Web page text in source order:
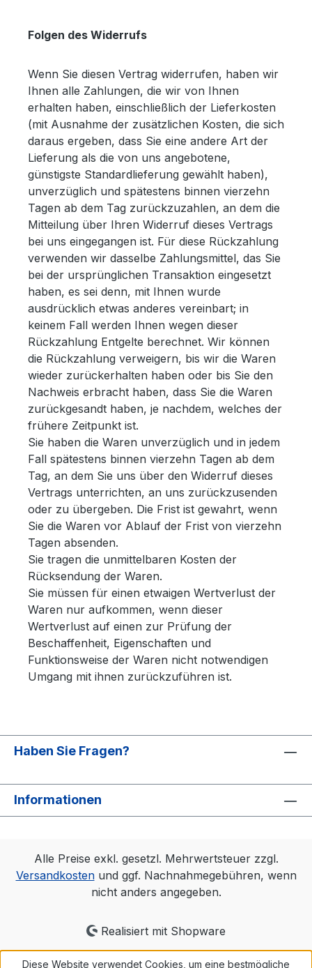
Folgen des Widerrufs
Wenn Sie diesen Vertrag widerrufen, haben wir
Ihnen alle Zahlungen, die wir von Ihnen
erhalten haben, einschließlich der Lieferkosten
(mit Ausnahme der zusätzlichen Kosten, die sich
daraus ergeben, dass Sie eine andere Art der
Lieferung als die von uns angebotene,
günstigste Standardlieferung gewählt haben),
unverzüglich und spätestens binnen vierzehn
Tagen ab dem Tag zurückzuzahlen, an dem die
Mitteilung über Ihren Widerruf dieses Vertrags
bei uns eingegangen ist. Für diese Rückzahlung
verwenden wir dasselbe Zahlungsmittel, das Sie
bei der ursprünglichen Transaktion eingesetzt
haben, es sei denn, mit Ihnen wurde
ausdrücklich etwas anderes vereinbart; in
keinem Fall werden Ihnen wegen dieser
Rückzahlung Entgelte berechnet. Wir können
die Rückzahlung verweigern, bis wir die Waren
wieder zurückerhalten haben oder bis Sie den
Nachweis erbracht haben, dass Sie die Waren
zurückgesandt haben, je nachdem, welches der
frühere Zeitpunkt ist.
Sie haben die Waren unverzüglich und in jedem
Fall spätestens binnen vierzehn Tagen ab dem
Tag, an dem Sie uns über den Widerruf dieses
Vertrags unterrichten, an uns zurückzusenden
oder zu übergeben. Die Frist ist gewahrt, wenn
Sie die Waren vor Ablauf der Frist von vierzehn
Tagen absenden.
Sie tragen die unmittelbaren Kosten der
Rücksendung der Waren.
Sie müssen für einen etwaigen Wertverlust der
Waren nur aufkommen, wenn dieser
Wertverlust auf einen zur Prüfung der
Beschaffenheit, Eigenschaften und
Funktionsweise der Waren nicht notwendigen
Umgang mit ihnen zurückzuführen ist.
Haben Sie Fragen?
Informationen
Alle Preise exkl. gesetzl. Mehrwertsteuer zzgl.
Versandkostenund ggf. Nachnahmegebühren, wenn
nicht anders angegeben.
Realisiert mit Shopware
Diese Website verwendet Cookies, um eine bestmögliche